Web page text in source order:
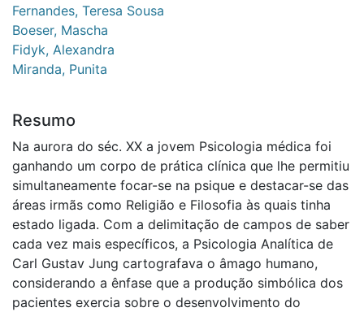
Fernandes, Teresa Sousa
Boeser, Mascha
Fidyk, Alexandra
Miranda, Punita
Resumo
Na aurora do séc. XX a jovem Psicologia médica foi
ganhando um corpo de prática clínica que lhe permitiu
simultaneamente focar-se na psique e destacar-se das
áreas irmãs como Religião e Filosofia às quais tinha
estado ligada. Com a delimitação de campos de saber
cada vez mais específicos, a Psicologia Analítica de
Carl Gustav Jung cartografava o âmago humano,
considerando a ênfase que a produção simbólica dos
pacientes exercia sobre o desenvolvimento do